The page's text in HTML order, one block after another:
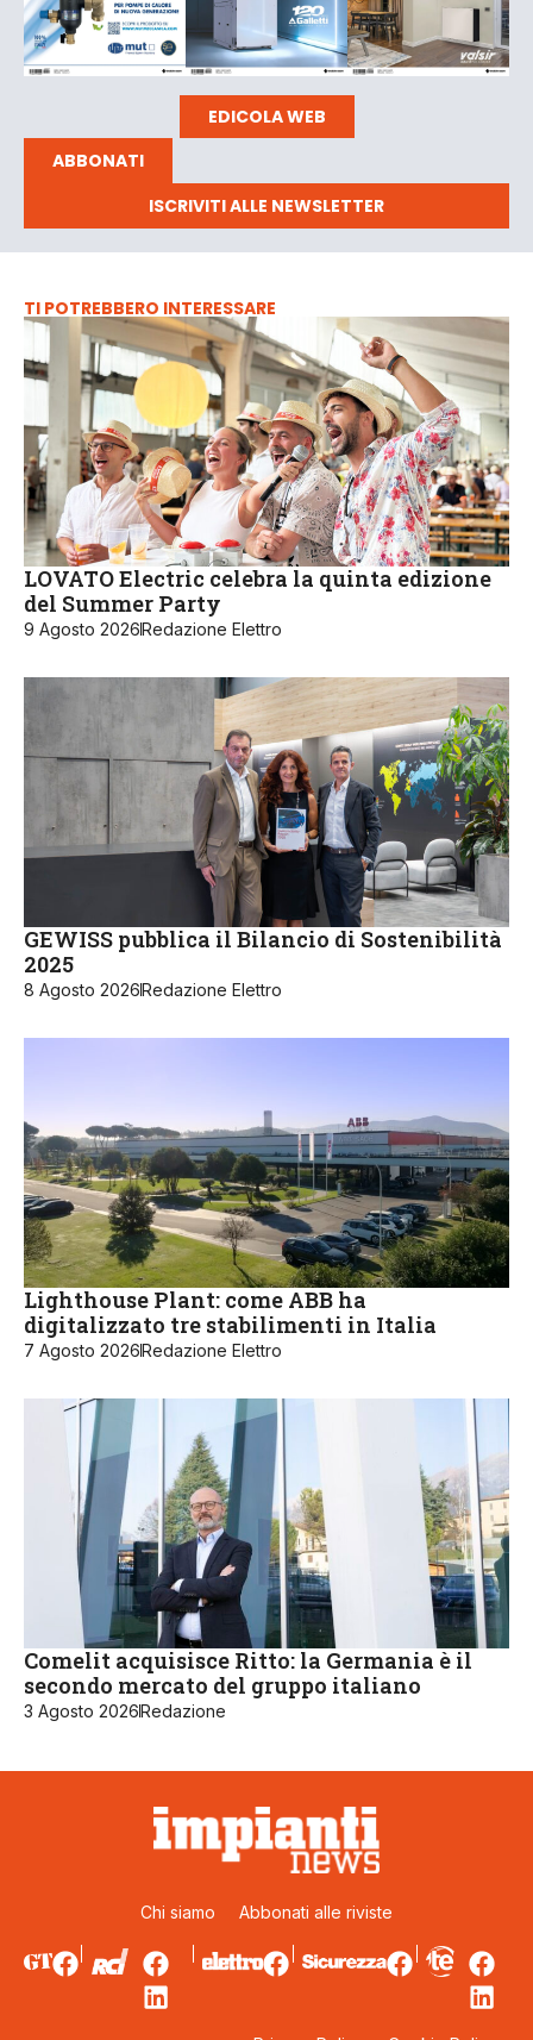
EDICOLA WEB
ABBONATI
ISCRIVITI ALLE NEWSLETTER
TI POTREBBERO INTERESSARE
LOVATO Electric celebra la quinta edizione
del Summer Party
9 Agosto 2026Redazione Elettro
GEWISS pubblica il Bilancio di Sostenibilità
2025
8 Agosto 2026Redazione Elettro
Lighthouse Plant: come ABB ha
digitalizzato tre stabilimenti in Italia
7 Agosto 2026Redazione Elettro
Comelit acquisisce Ritto: la Germania è il
secondo mercato del gruppo italiano
3 Agosto 2026Redazione
Chi siamo Abbonati alle riviste